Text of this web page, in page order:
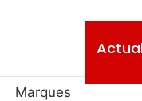
Marques